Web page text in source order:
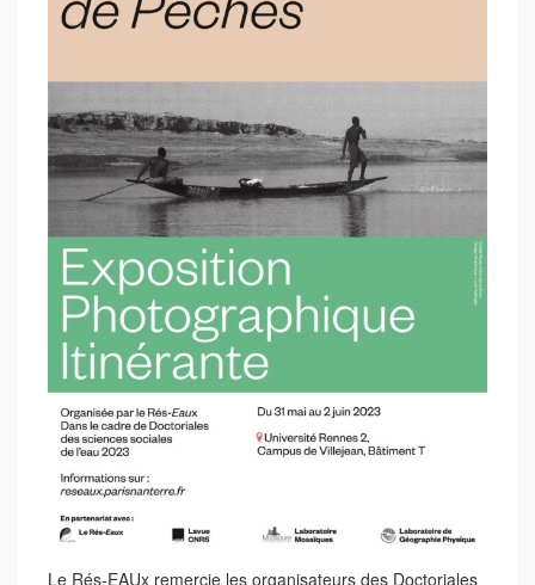
Le Rés-EAUx remercie les organisateurs des Doctoriales